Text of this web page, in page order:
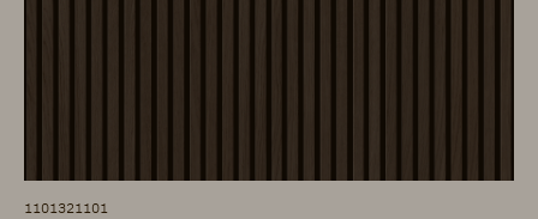
1101321101